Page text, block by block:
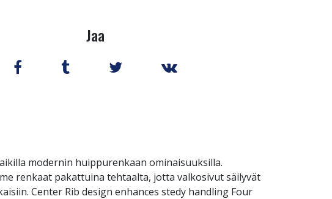
Jaa
modernin huippurenkaan ominaisuuksilla.
renkaat pakattuina tehtaalta, jotta valkosivut säilyvät
Center Rib design enhances stedy handling Four